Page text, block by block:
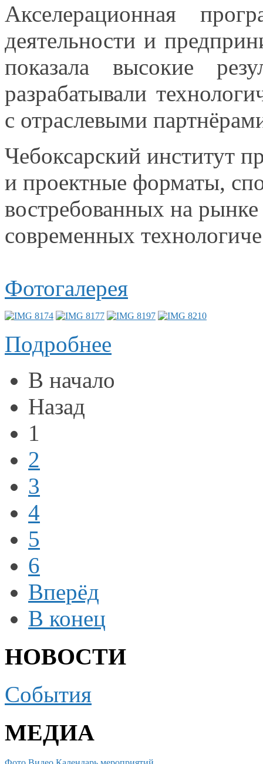
Акселерационная
деятельности и
показала высокие
разрабатывали
с отраслевыми
Чебоксарский институт
и проектные форматы,
востребованных на рынке
современных
Фотогалерея
Подробнее
В начало
Назад
1
2
3
4
5
6
Вперёд
В конец
НОВОСТИ
События
МЕДИА